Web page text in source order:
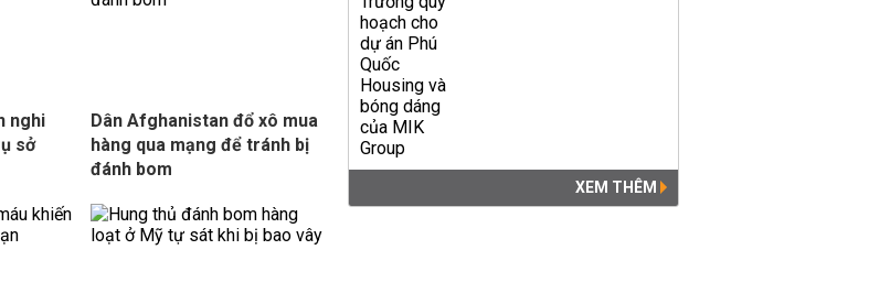
nghi
sở
Dân Afghanistan đổ xô mua
hàng qua mạng để tránh bị
đánh bom
XEM THÊM